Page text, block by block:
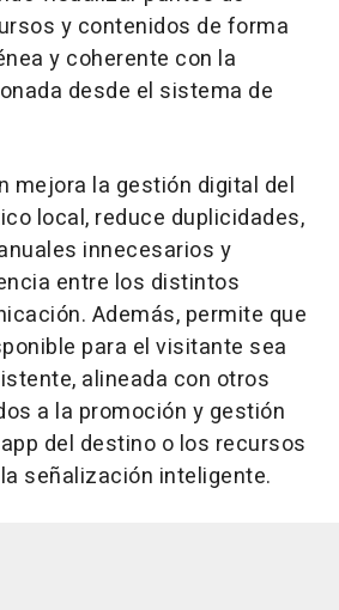
y contenidos de forma
y coherente con la
desde el sistema de
mejora la gestión digital del
local, reduce duplicidades,
innecesarios y
entre los distintos
Además, permite que
para el visitante sea
alineada con otros
a la promoción y gestión
del destino o los recursos
señalización inteligente.